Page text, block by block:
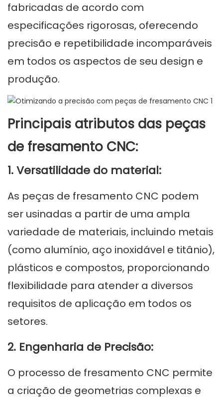
fabricadas de acordo com
especificações rigorosas, oferecendo
precisão e repetibilidade incomparáveis ​​
em todos os aspectos de seu design e
produção.
Principais atributos das peças
de fresamento CNC:
1. Versatilidade do material:
As peças de fresamento CNC podem
ser usinadas a partir de uma ampla
variedade de materiais, incluindo metais
(como alumínio, aço inoxidável e titânio),
plásticos e compostos, proporcionando
flexibilidade para atender a diversos
requisitos de aplicação em todos os
setores.
2. Engenharia de Precisão:
O processo de fresamento CNC permite
a criação de geometrias complexas e